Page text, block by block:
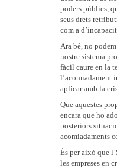
poders públics,
seus drets
com a
Ara bé, no
nostre sistema
fàcil caure en la
l’acomiadament
aplicar amb la
Que aquestes
encara que ho
posteriors
acomiadaments
És per això que
les empreses en